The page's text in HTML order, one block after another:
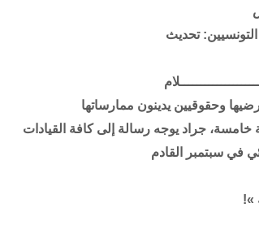
تحديث
وحقوقيين يدينون ممارساتها
خامسة، جراد يوجه رسالة إلى كافة القيادات
في سبتمبر القادم
»!